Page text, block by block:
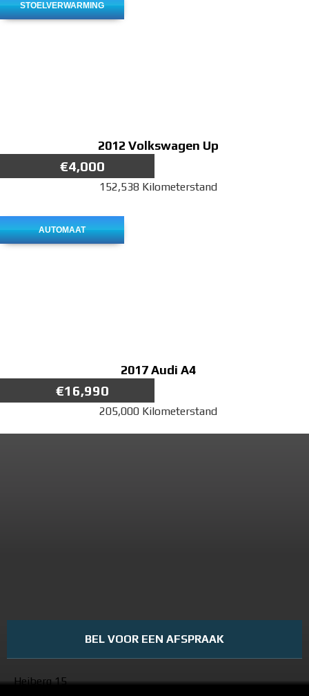
STOELVERWARMING
2012 Volkswagen Up
€4,000
152,538 Kilometerstand
AUTOMAAT
2017Audi A4
€16,990
205,000 Kilometerstand
BEL VOOR EEN AFSPRAAK
Heiberg 15